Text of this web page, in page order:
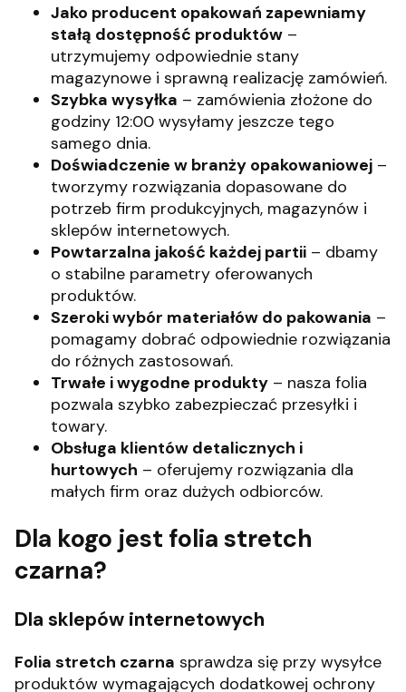
Jako producent opakowań zapewniamy
stałą dostępność produktów –
utrzymujemy odpowiednie stany
magazynowe i sprawną realizację zamówień.
Szybka wysyłka – zamówienia złożone do
godziny 12:00 wysyłamy jeszcze tego
samego dnia.
Doświadczenie w branży opakowaniowej –
tworzymy rozwiązania dopasowane do
potrzeb firm produkcyjnych, magazynów i
sklepów internetowych.
Powtarzalna jakość każdej partii – dbamy
o stabilne parametry oferowanych
produktów.
Szeroki wybór materiałów do pakowania –
pomagamy dobrać odpowiednie rozwiązania
do różnych zastosowań.
Trwałe i wygodne produkty – nasza folia
pozwala szybko zabezpieczać przesyłki i
towary.
Obsługa klientów detalicznych i
hurtowych – oferujemy rozwiązania dla
małych firm oraz dużych odbiorców.
Dla kogo jest folia stretch
czarna?
Dla sklepów internetowych
Folia stretch czarna sprawdza się przy wysyłce
produktów wymagających dodatkowej ochrony